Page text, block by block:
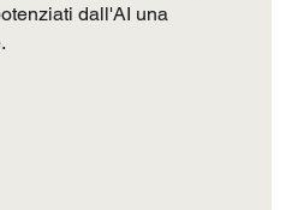
dall'AI una